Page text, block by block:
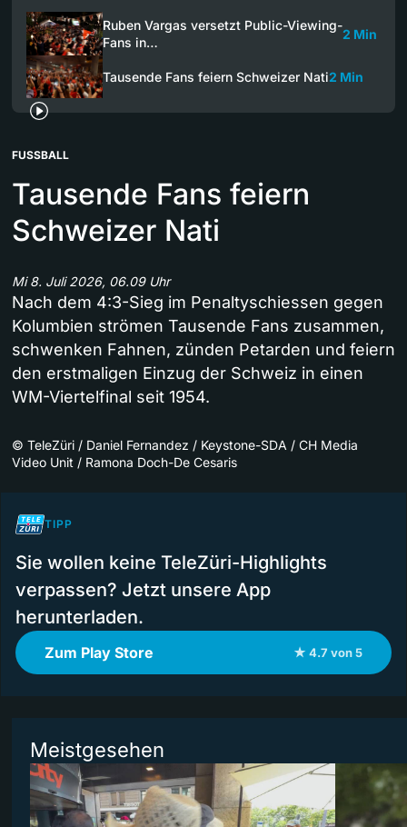
Ruben Vargas versetzt Public-Viewing-
Fans in…
2 Min
Tausende Fans feiern Schweizer Nati2 Min
FUSSBALL
Tausende Fans feiern
Schweizer Nati
Mi 8. Juli 2026, 06.09 Uhr
Nach dem 4:3-Sieg im Penaltyschiessen gegen
Kolumbien strömen Tausende Fans zusammen,
schwenken Fahnen, zünden Petarden und feiern
den erstmaligen Einzug der Schweiz in einen
WM-Viertelfinal seit 1954.
© TeleZüri / Daniel Fernandez / Keystone-SDA / CH Media
Video Unit / Ramona Doch-De Cesaris
TIPP
Sie wollen keine TeleZüri-Highlights
verpassen? Jetzt unsere App
herunterladen.
Zum Play Store ★ 4.7 von 5
Meistgesehen